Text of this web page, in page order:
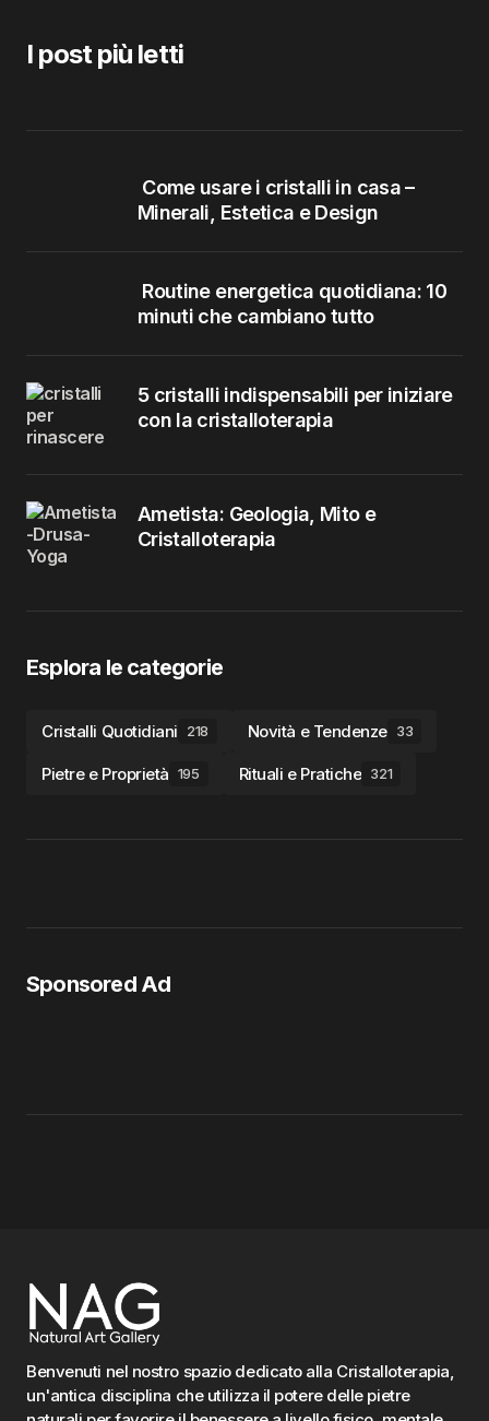
I post più letti
Come usare i cristalli in casa –
Minerali, Estetica e Design
Routine energetica quotidiana: 10
minuti che cambiano tutto
5 cristalli indispensabili per iniziare
con la cristalloterapia
Ametista: Geologia, Mito e
Cristalloterapia
Esplora le categorie
Cristalli Quotidiani 218 Novità e Tendenze 33
Pietre e Proprietà 195 Rituali e Pratiche 321
Sponsored Ad
Benvenuti nel nostro spazio dedicato alla Cristalloterapia,
un'antica disciplina che utilizza il potere delle pietre